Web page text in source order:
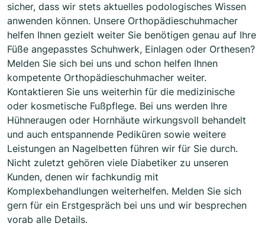
sicher, dass wir stets aktuelles podologisches Wissen
anwenden können. Unsere Orthopädieschuhmacher
helfen Ihnen gezielt weiter Sie benötigen genau auf Ihre
Füße angepasstes Schuhwerk, Einlagen oder Orthesen?
Melden Sie sich bei uns und schon helfen Ihnen
kompetente Orthopädieschuhmacher weiter.
Kontaktieren Sie uns weiterhin für die medizinische
oder kosmetische Fußpflege. Bei uns werden Ihre
Hühneraugen oder Hornhäute wirkungsvoll behandelt
und auch entspannende Pediküren sowie weitere
Leistungen an Nagelbetten führen wir für Sie durch.
Nicht zuletzt gehören viele Diabetiker zu unseren
Kunden, denen wir fachkundig mit
Komplexbehandlungen weiterhelfen. Melden Sie sich
gern für ein Erstgespräch bei uns und wir besprechen
vorab alle Details.